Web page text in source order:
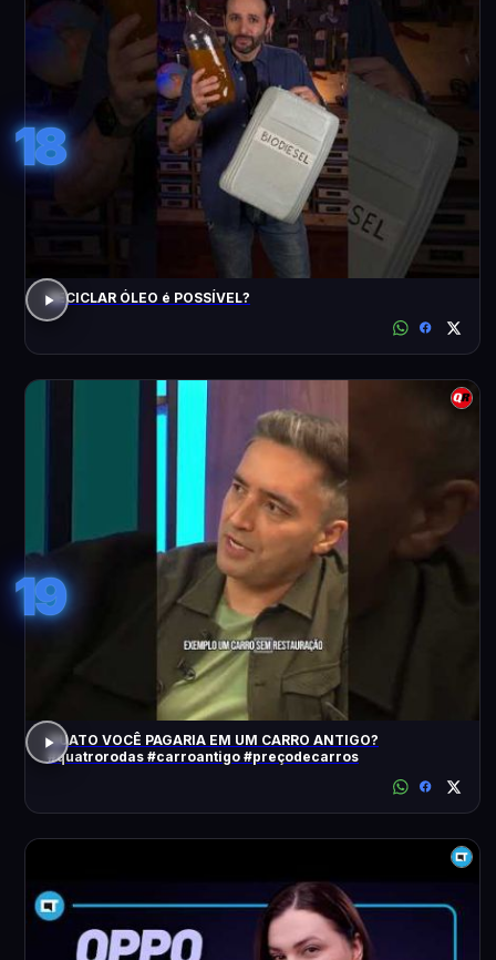
18
RECICLAR ÓLEO é POSSÍVEL?
19
QUATO VOCÊ PAGARIA EM UM CARRO ANTIGO?
#quatrorodas #carroantigo #preçodecarros